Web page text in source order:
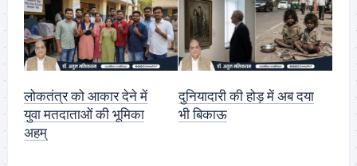
लोकतंत्र को आकार देने में
युवा मतदाताओं की भूमिका
अहम्
दुनियादारी की होड़ में अब दया
भी बिकाऊ